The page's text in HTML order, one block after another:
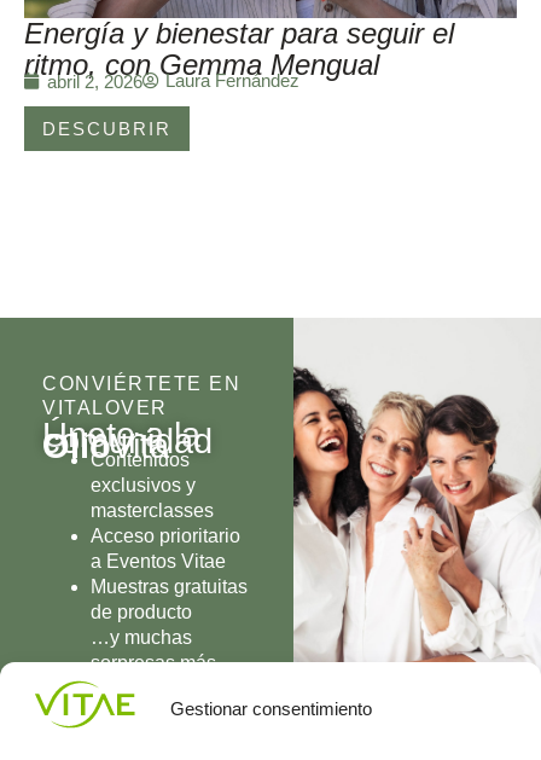
Gestionar consentimiento
Energía y bienestar para seguir el
ritmo, con Gemma Mengual
abril 2, 2026 Laura Fernández
DESCUBRIR
CONVIÉRTETE EN
VITALOVER
Únete a la
comunidad
OlioVita
Contenidos
exclusivos y
masterclasses
Acceso prioritario
a Eventos Vitae
Muestras gratuitas
de producto
…y muchas
sorpresas más
UNIRME